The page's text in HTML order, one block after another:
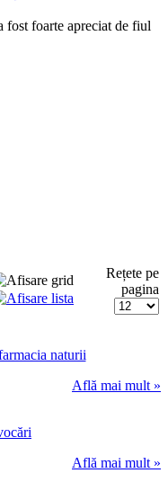
fost foarte apreciat de fiul
Rețete pe
pagina
Află mai mult »
Află mai mult »